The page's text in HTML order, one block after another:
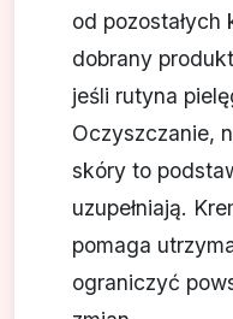
od pozostałych
dobrany
jeśli rutyna
Oczyszczanie,
skóry to
uzupełniają.
pomaga
ograniczyć